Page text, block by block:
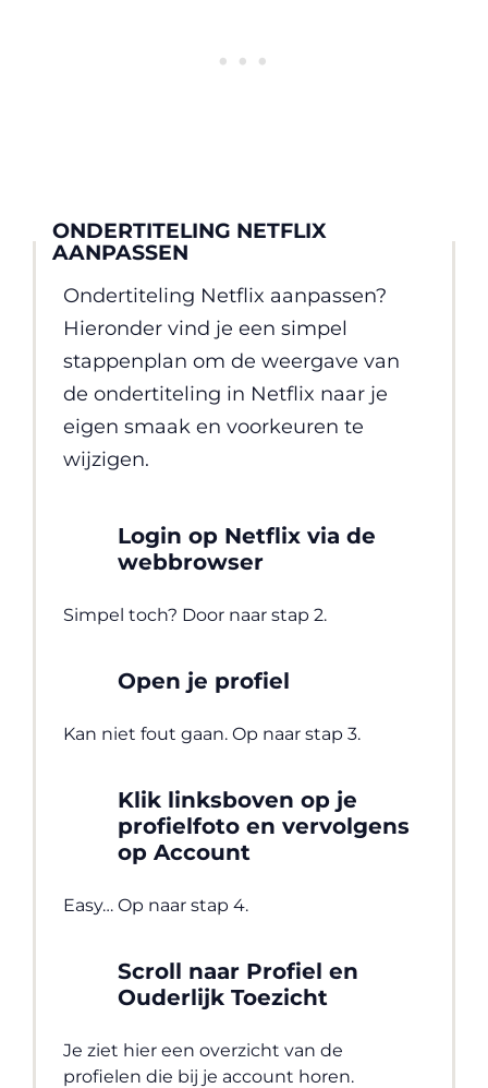
ONDERTITELING NETFLIX
AANPASSEN
Ondertiteling Netflix aanpassen?
Hieronder vind je een simpel
stappenplan om de weergave van
de ondertiteling in Netflix naar je
eigen smaak en voorkeuren te
wijzigen.
Login op Netflix via de
webbrowser
Simpel toch? Door naar stap 2.
Open je profiel
Kan niet fout gaan. Op naar stap 3.
Klik linksboven op je
profielfoto en vervolgens
op Account
Easy… Op naar stap 4.
Scroll naar Profiel en
Ouderlijk Toezicht
Je ziet hier een overzicht van de
profielen die bij je account horen.